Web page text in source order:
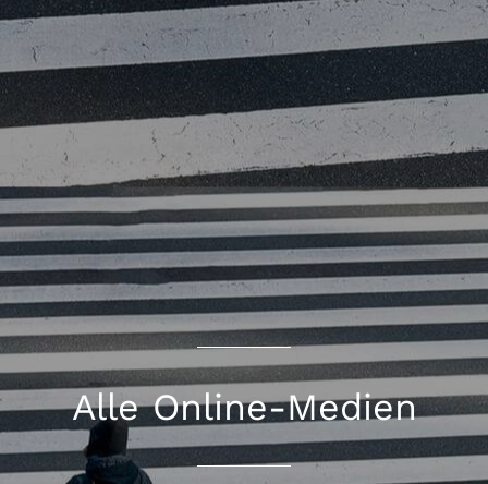
Alle Online-Medien